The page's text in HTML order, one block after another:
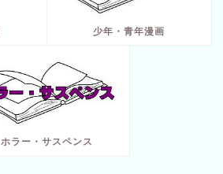
少年・青年漫画
ホラー・サスペンス